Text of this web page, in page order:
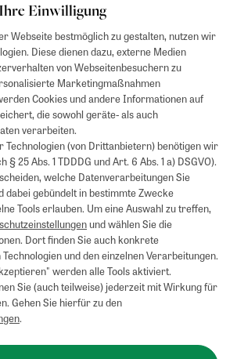
Einwilligung
Webseite bestmöglich zu gestalten, nutzen wir
Diese dienen dazu, externe Medien
von Webseitenbesuchern zu
Marketingmaßnahmen
Cookies und andere Informationen auf
die sowohl geräte- als auch
verarbeiten.
Technologien (von Drittanbietern) benötigen wir
25 Abs. 1 TDDDG und Art. 6 Abs. 1 a) DSGVO).
welche Datenverarbeitungen Sie
dabei gebündelt in bestimmte Zwecke
Tools erlauben. Um eine Auswahl zu treffen,
und wählen Sie die
Dort finden Sie auch konkrete
und den einzelnen Verarbeitungen.
werden alle Tools aktiviert.
Sie (auch teilweise) jederzeit mit Wirkung für
Gehen Sie hierfür zu den
.
50€. Nicht anwendbar auf Produkte, die der
unterliegen, ZEIT-Akademie, e-Books. Keine
Nicht mit weiteren Gutscheinen/Rabatten
kombinierbar.
vom kostenlosen Rückversand ausgeschlossen.
zu Rücksendungen finden Sie hier.
inkl. gesetzl. MwSt. zzgl. Versandkosten
AGB
Pinterest